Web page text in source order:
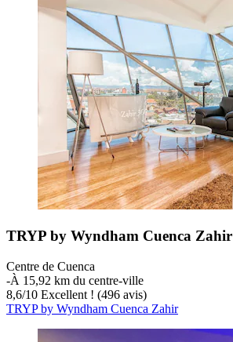
TRYP by Wyndham Cuenca Zahir
Centre de Cuenca
‐À 15,92 km du centre-ville
8,6/10 Excellent ! (496 avis)
TRYP by Wyndham Cuenca Zahir